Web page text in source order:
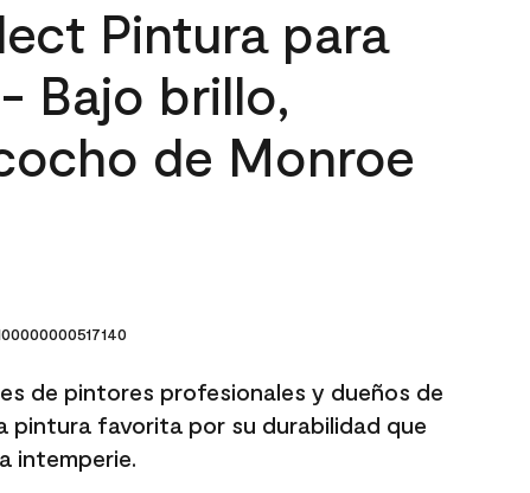
Pintura para
Bajo brillo,
de Monroe
de pintores profesionales y dueños de
pintura favorita por su durabilidad que
intemperie.